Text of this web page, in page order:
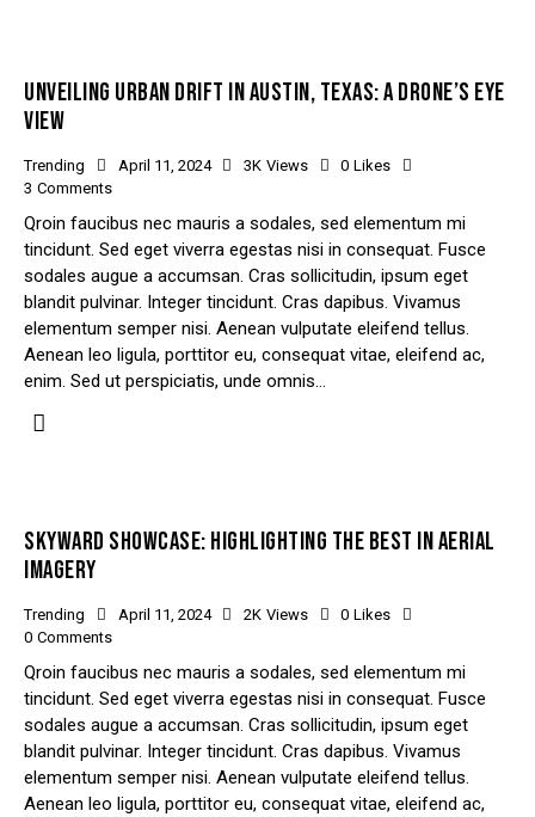
UNVEILING URBAN DRIFT IN AUSTIN, TEXAS: A DRONE’S EYE
VIEW
Trending April 11, 2024 3K Views 0 Likes
3 Comments
Qroin faucibus nec mauris a sodales, sed elementum mi
tincidunt. Sed eget viverra egestas nisi in consequat. Fusce
sodales augue a accumsan. Cras sollicitudin, ipsum eget
blandit pulvinar. Integer tincidunt. Cras dapibus. Vivamus
elementum semper nisi. Aenean vulputate eleifend tellus.
Aenean leo ligula, porttitor eu, consequat vitae, eleifend ac,
enim. Sed ut perspiciatis, unde omnis…
SKYWARD SHOWCASE: HIGHLIGHTING THE BEST IN AERIAL
IMAGERY
Trending April 11, 2024 2K Views 0 Likes
0 Comments
Qroin faucibus nec mauris a sodales, sed elementum mi
tincidunt. Sed eget viverra egestas nisi in consequat. Fusce
sodales augue a accumsan. Cras sollicitudin, ipsum eget
blandit pulvinar. Integer tincidunt. Cras dapibus. Vivamus
elementum semper nisi. Aenean vulputate eleifend tellus.
Aenean leo ligula, porttitor eu, consequat vitae, eleifend ac,